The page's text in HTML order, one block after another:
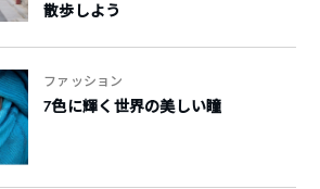
散歩しよう
ファッション
7色に輝く世界の美しい瞳